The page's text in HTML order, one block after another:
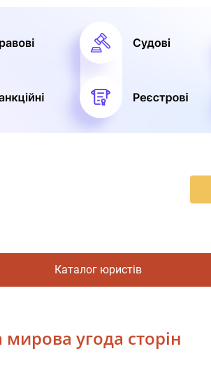
Каталог юристів
мирова угода сторін